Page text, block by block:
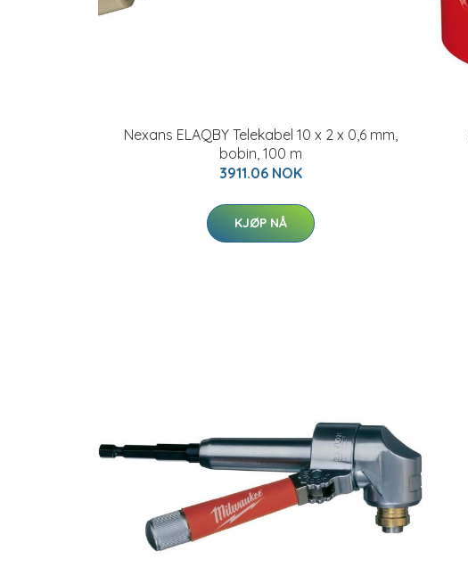
Nexans ELAQBY Telekabel 10 x 2 x 0,6 mm,
bobin, 100 m
3911.06 NOK
KJØP NÅ